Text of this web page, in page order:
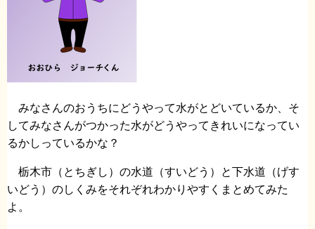
みなさんのおうちにどうやって水がとどいているか、そ
してみなさんがつかった水がどうやってきれいになってい
るかしっているかな？
栃木市（とちぎし）の水道（すいどう）と下水道（げす
いどう）のしくみをそれぞれわかりやすくまとめてみた
よ。